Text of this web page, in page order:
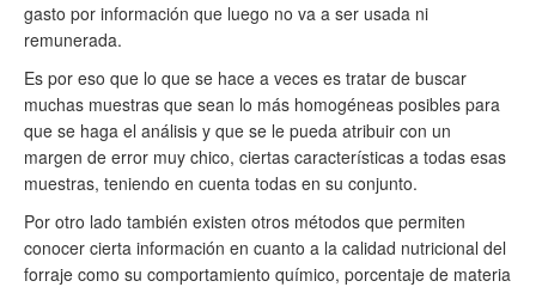
gasto por información que luego no va a ser usada ni
remunerada.
Es por eso que lo que se hace a veces es tratar de buscar
muchas muestras que sean lo más homogéneas posibles para
que se haga el análisis y que se le pueda atribuir con un
margen de error muy chico, ciertas características a todas esas
muestras, teniendo en cuenta todas en su conjunto.
Por otro lado también existen otros métodos que permiten
conocer cierta información en cuanto a la calidad nutricional del
forraje como su comportamiento químico, porcentaje de materia